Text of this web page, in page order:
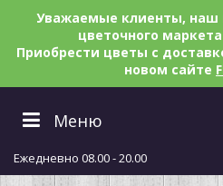
Уважаемые клиенты, наш
цветочного
Приобрести цветы с
новом сайте
Меню
Ежедневно 08.00 - 20.00